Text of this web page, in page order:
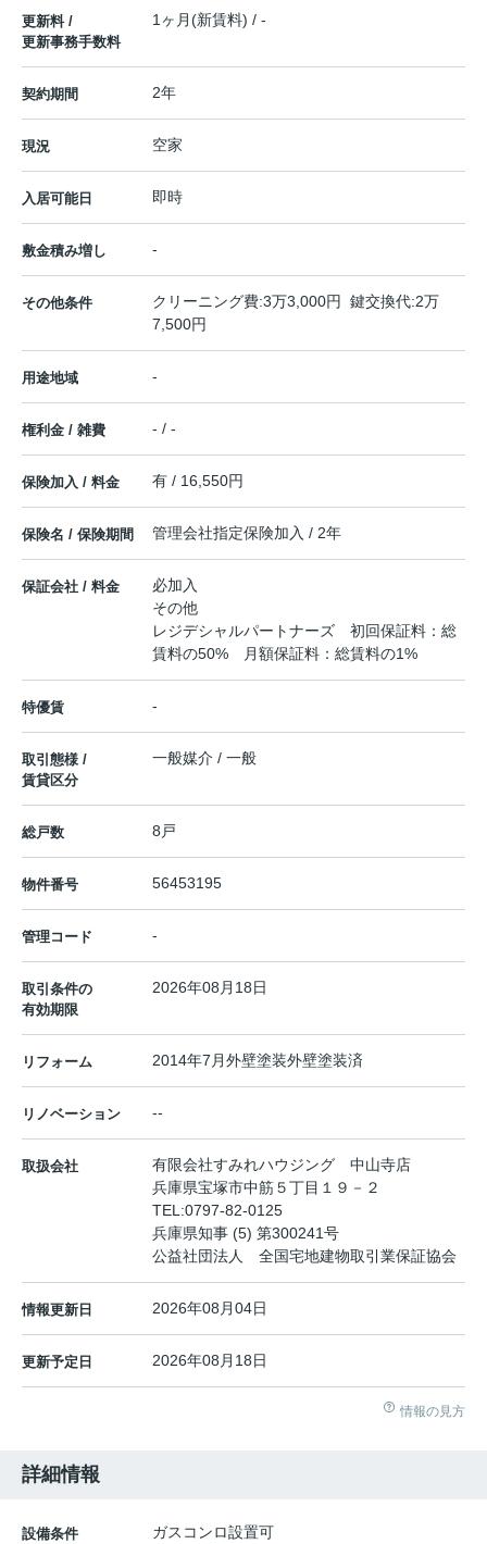
更新料 /
更新事務手数料
1ヶ月(新賃料) / -
契約期間 2年
現況 空家
入居可能日 即時
敷金積み増し -
その他条件
クリーニング費:3万3,000円 鍵交換代:2万
7,500円
用途地域 -
権利金 / 雑費 - / -
保険加入 / 料金 有 / 16,550円
保険名 / 保険期間 管理会社指定保険加入 / 2年
保証会社 / 料金
必加入
その他
レジデシャルパートナーズ 初回保証料：総
賃料の50% 月額保証料：総賃料の1%
特優賃 -
取引態様 /
賃貸区分
一般媒介 / 一般
総戸数 8戸
物件番号 56453195
管理コード -
取引条件の
有効期限
2026年08月18日
リフォーム 2014年7月外壁塗装外壁塗装済
リノベーション --
取扱会社
有限会社すみれハウジング 中山寺店
兵庫県宝塚市中筋５丁目１９－２
TEL:0797-82-0125
兵庫県知事 (5) 第300241号
公益社団法人 全国宅地建物取引業保証協会
情報更新日 2026年08月04日
更新予定日 2026年08月18日
情報の見方
詳細情報
設備条件
ガスコンロ設置可